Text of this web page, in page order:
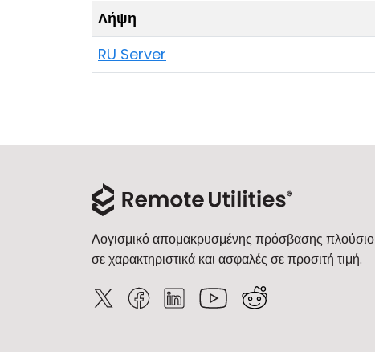
Λήψη
RU Server
Λογισμικό απομακρυσμένης πρόσβασης πλούσιο
σε χαρακτηριστικά και ασφαλές σε προσιτή τιμή.